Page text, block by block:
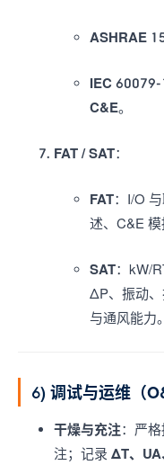
ASHRAE
IEC 60079-
C&E。
FAT / SAT：
FAT：I/O
述、C&E 模
SAT：kW/
ΔP、振动、
与通风能力。
6) 调试与运维（
干燥与充注：严
注；记录 ΔT、UA